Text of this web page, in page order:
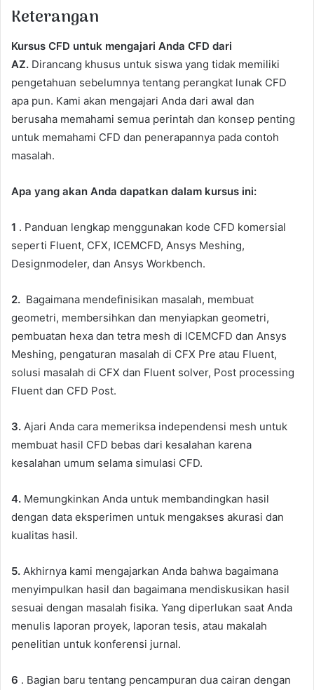
Keterangan
Kursus CFD untuk mengajari Anda CFD dari
AZ. Dirancang khusus untuk siswa yang tidak memiliki
pengetahuan sebelumnya tentang perangkat lunak CFD
apa pun. Kami akan mengajari Anda dari awal dan
berusaha memahami semua perintah dan konsep penting
untuk memahami CFD dan penerapannya pada contoh
masalah.
Apa yang akan Anda dapatkan dalam kursus ini:
1 . Panduan lengkap menggunakan kode CFD komersial
seperti Fluent, CFX, ICEMCFD, Ansys Meshing,
Designmodeler, dan Ansys Workbench.
2. Bagaimana mendefinisikan masalah, membuat
geometri, membersihkan dan menyiapkan geometri,
pembuatan hexa dan tetra mesh di ICEMCFD dan Ansys
Meshing, pengaturan masalah di CFX Pre atau Fluent,
solusi masalah di CFX dan Fluent solver, Post processing
Fluent dan CFD Post.
3. Ajari Anda cara memeriksa independensi mesh untuk
membuat hasil CFD bebas dari kesalahan karena
kesalahan umum selama simulasi CFD.
4. Memungkinkan Anda untuk membandingkan hasil
dengan data eksperimen untuk mengakses akurasi dan
kualitas hasil.
5. Akhirnya kami mengajarkan Anda bahwa bagaimana
menyimpulkan hasil dan bagaimana mendiskusikan hasil
sesuai dengan masalah fisika. Yang diperlukan saat Anda
menulis laporan proyek, laporan tesis, atau makalah
penelitian untuk konferensi jurnal.
6 . Bagian baru tentang pencampuran dua cairan dengan